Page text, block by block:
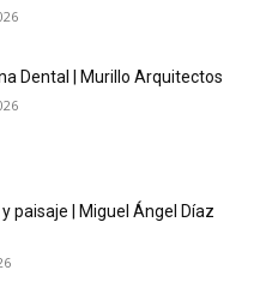
Dental | Murillo Arquitectos
paisaje | Miguel Ángel Díaz